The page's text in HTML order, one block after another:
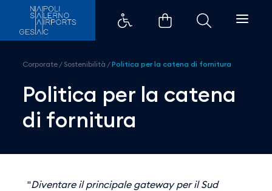
Politica per la catena di
Corporate / Sostenibilità /Politica per la catena di fornitura
Politica per la catena
di fornitura
"Diventare il principale gateway per il Sud